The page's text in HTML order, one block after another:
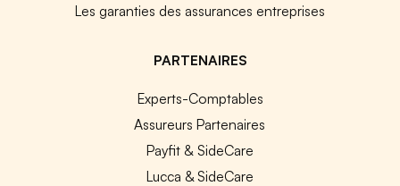
Les garanties des assurances entreprises
PARTENAIRES
Experts-Comptables
Assureurs Partenaires
Payfit & SideCare
Lucca & SideCare